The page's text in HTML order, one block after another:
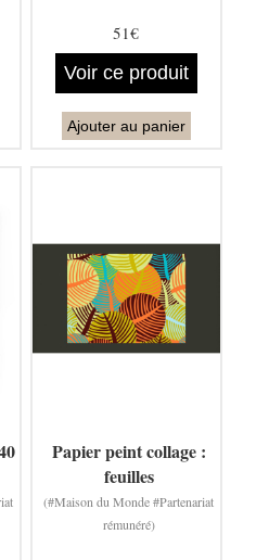
51€
Voir ce produit
Ajouter au panier
Papier peint collage :
feuilles
(#Maison du Monde #Partenariat
rémunéré)